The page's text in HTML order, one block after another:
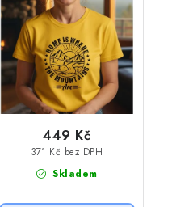
Skladem
371 Kč bez DPH
449 Kč